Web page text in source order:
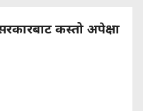
सरकारबाट कस्तो अपेक्षा